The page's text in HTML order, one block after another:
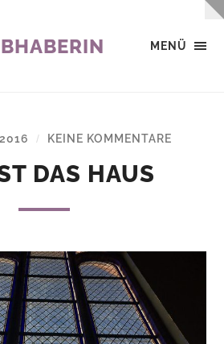
MENÜ
/ KEINE KOMMENTARE
DAS HAUS